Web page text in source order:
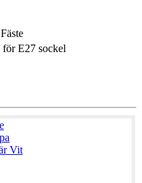
Fäste
förE27 sockel